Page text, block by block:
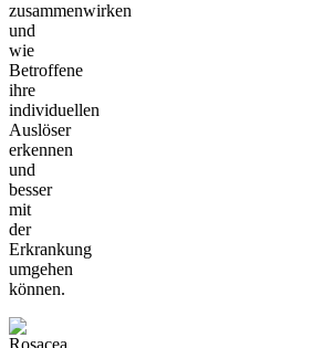
zusammenwirken
und
wie
Betroffene
ihre
individuellen
Auslöser
erkennen
und
besser
mit
der
Erkrankung
umgehen
können.